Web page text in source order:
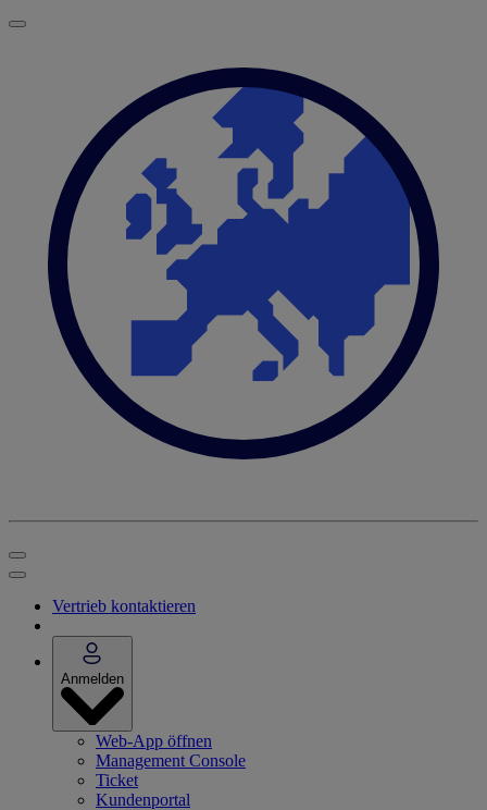
Vertrieb kontaktieren
Anmelden
Web-App öffnen
Management Console
Ticket
Kundenportal